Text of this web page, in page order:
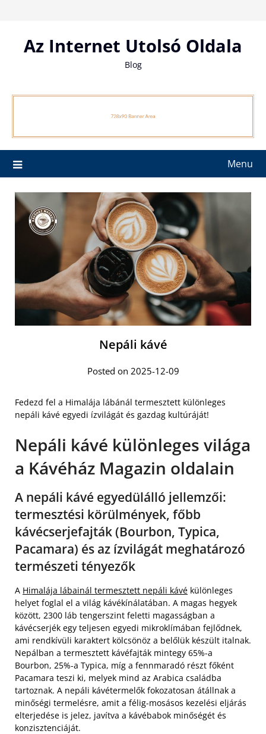
contentAz Internet Utolsó Oldala
Blog
Menu
Nepáli kávé
Posted on 2025-12-09
Fedezd fel a Himalája lábánál termesztett különleges
nepáli kávé egyedi ízvilágát és gazdag kultúráját!
Nepáli kávé különleges világa
a Kávéház Magazin oldalain
A nepáli kávé egyedülálló jellemzői:
termesztési körülmények, főbb
kávécserjefajták (Bourbon, Typica,
Pacamara) és az ízvilágát meghatározó
természeti tényezők
A Himalája lábainál termesztett nepáli kávé különleges
helyet foglal el a világ kávékínálatában. A magas hegyek
között, 2300 láb tengerszint feletti magasságban a
kávécserjék egy teljesen egyedi mikroklímában fejlődnek,
ami rendkívüli karaktert kölcsönöz a belőlük készült italnak.
Nepálban a termesztett kávéfajták mintegy 65%-a
Bourbon, 25%-a Typica, míg a fennmaradó részt főként
Pacamara teszi ki, melyek mind az Arabica családba
tartoznak. A nepáli kávétermelők fokozatosan átállnak a
minőségi termelésre, amit a félig-mosásos kezelési eljárás
elterjedése is jelez, javítva a kávébabok minőségét és
konzisztenciáját.